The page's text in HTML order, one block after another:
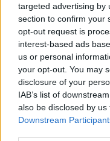
targeted advertising by
section to confirm your
opt-out request is
interest-based ads
us or personal
your opt-out. You may
disclosure of your
IAB’s list of
also be disclosed by
Downstream